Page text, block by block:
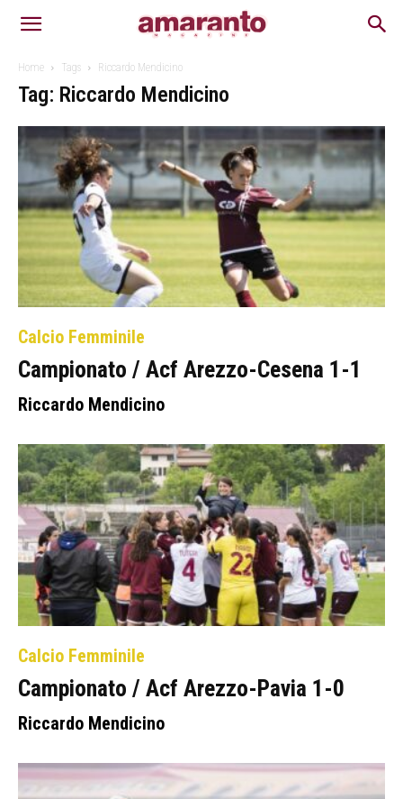
Home Tags Riccardo Mendicino
Tag: Riccardo Mendicino
Calcio Femminile
Campionato / Acf Arezzo-Cesena 1-1
Riccardo Mendicino
Calcio Femminile
Campionato / Acf Arezzo-Pavia 1-0
Riccardo Mendicino